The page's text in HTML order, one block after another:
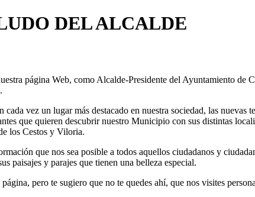
DEL ALCALDE
página Web, como Alcalde-Presidente del Ayuntamiento de
vez un lugar más destacado en nuestra sociedad, las nuevas
que quieren descubrir nuestro Municipio con sus distintas
los Cestos y Viloria.
que nos sea posible a todos aquellos ciudadanos y
paisajes y parajes que tienen una belleza especial.
pero te sugiero que no te quedes ahí, que nos visites